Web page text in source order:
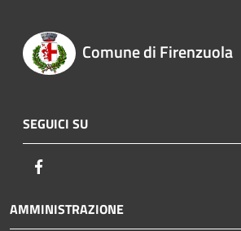
Comune di Firenzuola
SEGUICI SU
AMMINISTRAZIONE